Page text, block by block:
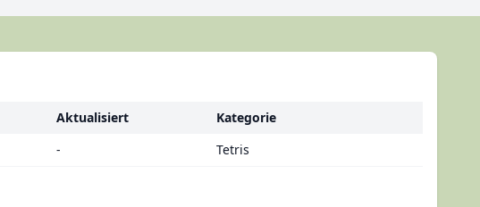
Aktualisiert
Kategorie
- Tetris